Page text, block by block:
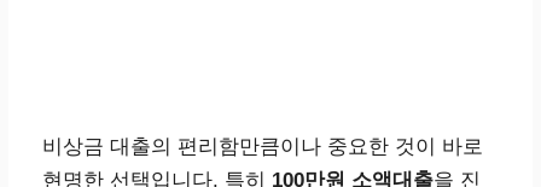
비상금 대출의 편리함만큼이나 중요한 것이 바로
현명한 선택입니다. 특히 100만원 소액대출을 진